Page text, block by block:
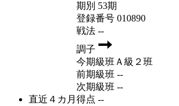
期別 53期
登録番号 010890
戦法 --
調子
今期級班Ａ級２班
前期級班 --
次期級班 --
直近４カ月得点 --